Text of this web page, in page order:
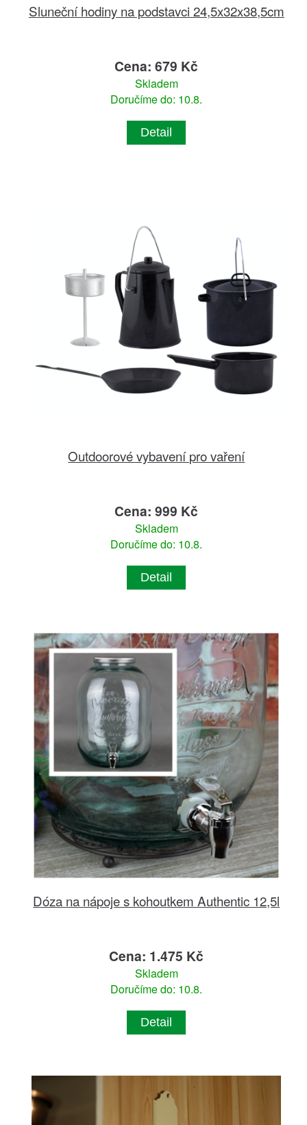
Sluneční hodiny na podstavci 24,5x32x38,5cm
Cena: 679 Kč
Skladem
Doručíme do: 10.8.
Detail
Outdoorové vybavení pro vaření
Cena: 999 Kč
Skladem
Doručíme do: 10.8.
Detail
Dóza na nápoje s kohoutkem Authentic 12,5l
Cena: 1.475 Kč
Skladem
Doručíme do: 10.8.
Detail